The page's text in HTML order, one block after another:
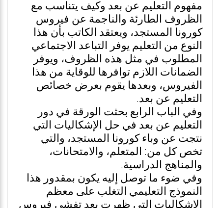
مفهوم التعليم عن بعد وكيف يتناسب مع
الظروف الطارئة والناجمة عن فيروس
كورونا المستجد، ويعتقد الكاتب بأن هذا
النوع من التعليم يوفر التباعد الاجتماعي
المطلوب في مثل هذه الظروف، ويوفر
الضمانات اللازم توافرها للوقاية من هذا
الفيروس، وبعدها يقوم بعرض خصائص
التعليم عن بعد.
وفي الباب الرابع بحثت الورقة في دور
التعليم عن بعد في حل الإشكاليات التي
نتجت عن وباء كورونا المستجد، والتي
تخص كل من: المتعلم، والامتحانات،
والمناهج الدراسية.
وفي ضوء ما توصل إليه يكون بمقدور هذا
النموذج التعليمي التغلب على معظم
الاشكاليات التي ظهرت بعد تفشي فيروس